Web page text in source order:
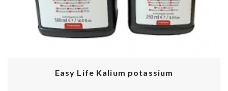
Easy Life Kalium potassium